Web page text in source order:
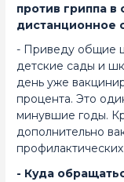
против гриппа в
дистанционное
- Приведу общие
детские сады и
день уже
процента. Это
минувшие годы.
дополнительно
- Куда